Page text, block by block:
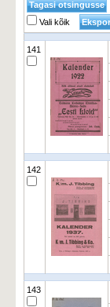
Vali kõik
141
142
143